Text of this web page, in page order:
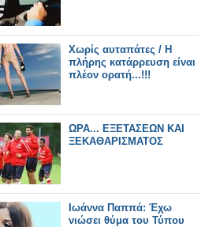
Χωρίς αυταπάτες / Η
πλήρης κατάρρευση είναι
πλέον ορατή...!!!
ΩΡΑ... ΕΞΕΤΑΣΕΩΝ ΚΑΙ
ΞΕΚΑΘΑΡΙΣΜΑΤΟΣ
Ιωάννα Παππά: Έχω
νιώσει θύμα του Τύπου